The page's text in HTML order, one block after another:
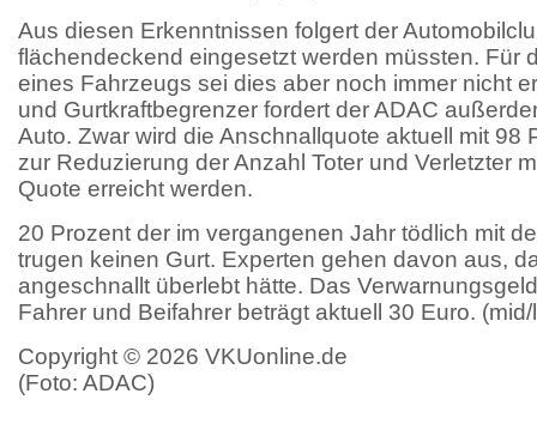
Aus diesen Erkenntnissen folgert der
flächendeckend eingesetzt werden müssten. Für
eines Fahrzeugs sei dies aber noch immer nicht
und Gurtkraftbegrenzer fordert der ADAC
Auto. Zwar wird die Anschnallquote aktuell mit 98
zur Reduzierung der Anzahl Toter und Verletzter
Quote erreicht werden.
20 Prozent der im vergangenen Jahr tödlich mit
trugen keinen Gurt. Experten gehen davon aus,
angeschnallt überlebt hätte. Das
Fahrer und Beifahrer beträgt aktuell 30 Euro. (mid/
Copyright © 2026 VKUonline.de
(Foto: ADAC)